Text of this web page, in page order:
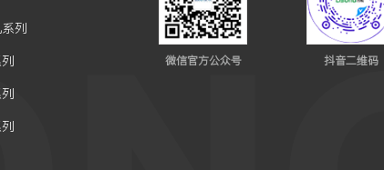
列
微信官方公众号 抖音二维码